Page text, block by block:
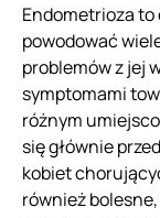
Endometrioza to
powodować
problemów z jej
symptomami
różnym
się głównie
kobiet
również